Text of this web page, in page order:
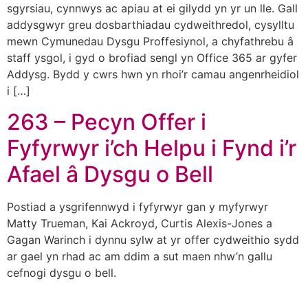
sgyrsiau, cynnwys ac apiau at ei gilydd yn yr un lle. Gall
addysgwyr greu dosbarthiadau cydweithredol, cysylltu
mewn Cymunedau Dysgu Proffesiynol, a chyfathrebu â
staff ysgol, i gyd o brofiad sengl yn Office 365 ar gyfer
Addysg. Bydd y cwrs hwn yn rhoi’r camau angenrheidiol
i […]
263 – Pecyn Offer i
Fyfyrwyr i’ch Helpu i Fynd i’r
Afael â Dysgu o Bell
Postiad a ysgrifennwyd i fyfyrwyr gan y myfyrwyr
Matty Trueman, Kai Ackroyd, Curtis Alexis-Jones a
Gagan Warinch i dynnu sylw at yr offer cydweithio sydd
ar gael yn rhad ac am ddim a sut maen nhw’n gallu
cefnogi dysgu o bell.